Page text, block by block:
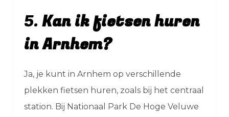
5. Kan ik fietsen huren
in Arnhem?
Ja, je kunt in Arnhem op verschillende
plekken fietsen huren, zoals bij het centraal
station. Bij Nationaal Park De Hoge Veluwe